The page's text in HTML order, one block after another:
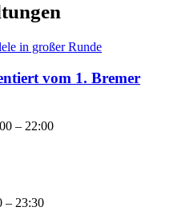
vom 1. Bremer
– 22:00
– 23:30